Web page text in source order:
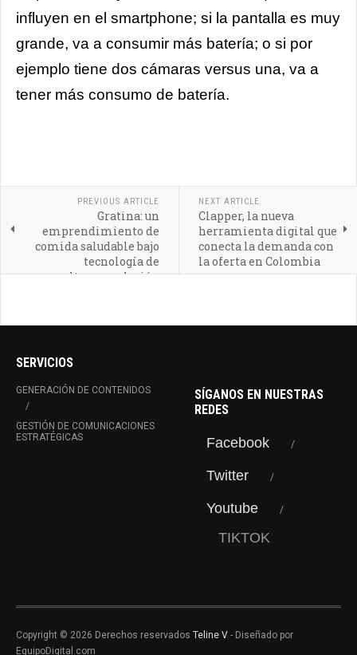
influyen en el smartphone; si la pantalla es muy
grande, va a consumir más batería; o si por
ejemplo tiene dos cámaras versus una, va a
tener más consumo de batería.
PREVIOUS ARTICLE
Gratina: un
emprendimiento de
comida saludable bajo
tecnología de
ultracongelación
NEXT ARTICLE
Clapper, la nueva
herramienta digital que
conecta la demanda con
la oferta en Colombia
SERVICIOS
GENERACIÓN DE CONTENIDOS
GESTIÓN DE COMUNICACIONES
ESTRATÉGICAS
SÍGANOS EN NUESTRAS
REDES
Facebook
Twitter
Youtube
TIKTOK
Copyright © 2026 Derechos reservados Teline V - Diseñado por
EquipoDigital.com